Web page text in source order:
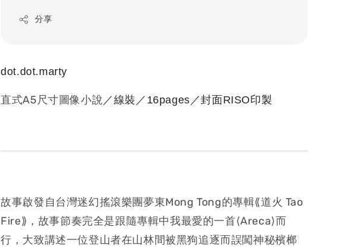
分享
dot.dot.marty
直式A5尺寸圖像小說 ／線裝／16pages／封面RISO印製
故事啟發自台灣迷幻搖滾樂團夢東Mong Tong的專輯⟪道火 Tao
Fire⟫，故事節奏完全是跟隨專輯中我最愛的一首⟨Areca⟩而
行，大致講述一位登山者在山林間被黑狗追逐而誤闖神秘檳榔